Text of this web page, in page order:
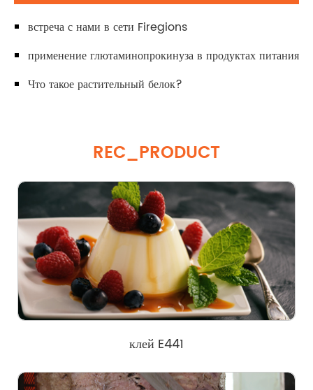
встреча с нами в сети Firegions
применение глютаминопрокинуза в продуктах питания
Что такое растительный белок?
REC_PRODUCT
клей E441